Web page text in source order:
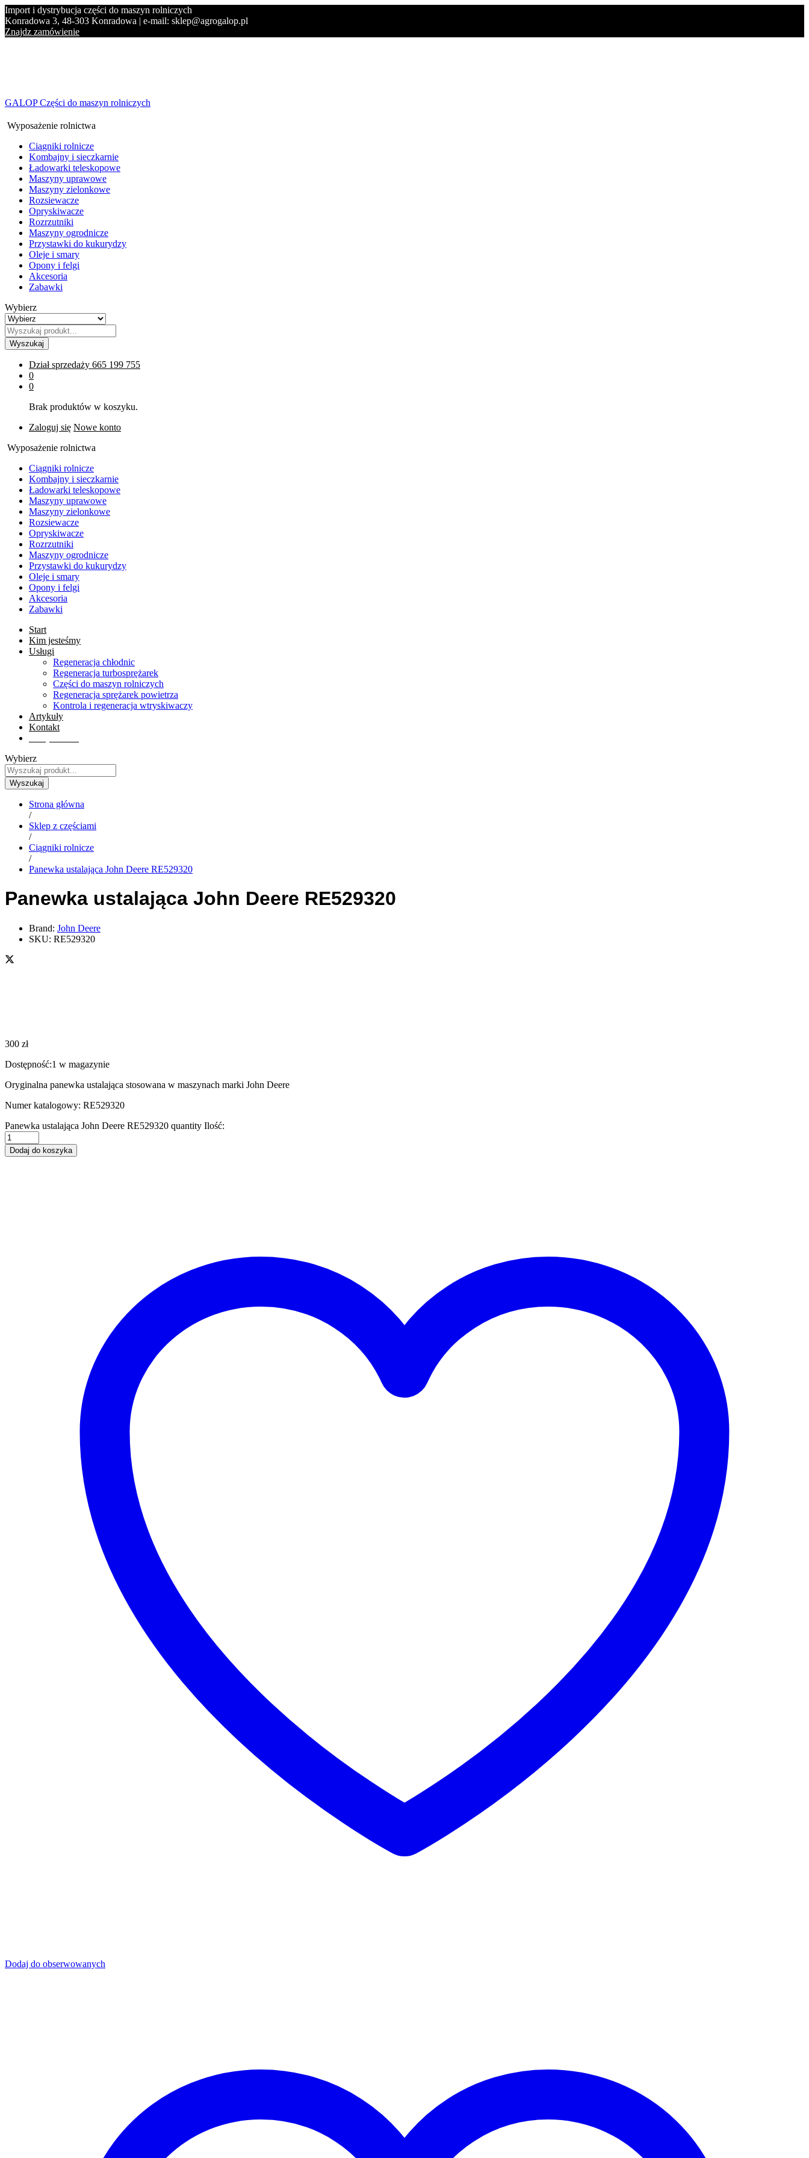
Import i dystrybucja części do maszyn rolniczych
Konradowa 3, 48-303 Konradowa | e-mail: sklep@agrogalop.pl
Znajdz zamówienie
GALOP Części do maszyn rolniczych
Wyposażenie rolnictwa
Ciągniki rolnicze
Kombajny i sieczkarnie
Ładowarki teleskopowe
Maszyny uprawowe
Maszyny zielonkowe
Rozsiewacze
Opryskiwacze
Rozrzutniki
Maszyny ogrodnicze
Przystawki do kukurydzy
Oleje i smary
Opony i felgi
Akcesoria
Zabawki
Wybierz
Wyszukaj
Dział sprzedaży 665 199 755
0
0
Brak produktów w koszyku.
Zaloguj się Nowe konto
Wyposażenie rolnictwa
Ciągniki rolnicze
Kombajny i sieczkarnie
Ładowarki teleskopowe
Maszyny uprawowe
Maszyny zielonkowe
Rozsiewacze
Opryskiwacze
Rozrzutniki
Maszyny ogrodnicze
Przystawki do kukurydzy
Oleje i smary
Opony i felgi
Akcesoria
Zabawki
Start
Kim jesteśmy
Usługi
Regeneracja chłodnic
Regeneracja turbosprężarek
Części do maszyn rolniczych
Regeneracja sprężarek powietrza
Kontrola i regeneracja wtryskiwaczy
Artykuły
Kontakt
Wybierz
Wyszukaj
Strona główna
/
Sklep z częściami
/
Ciągniki rolnicze
/
Panewka ustalająca John Deere RE529320
Panewka ustalająca John Deere RE529320
Brand: John Deere
SKU: RE529320
300 zł
Dostępność:1 w magazynie
Oryginalna panewka ustalająca stosowana w maszynach marki John Deere
Numer katalogowy: RE529320
Panewka ustalająca John Deere RE529320 quantity Ilość:
Dodaj do koszyka
Dodaj do obserwowanych